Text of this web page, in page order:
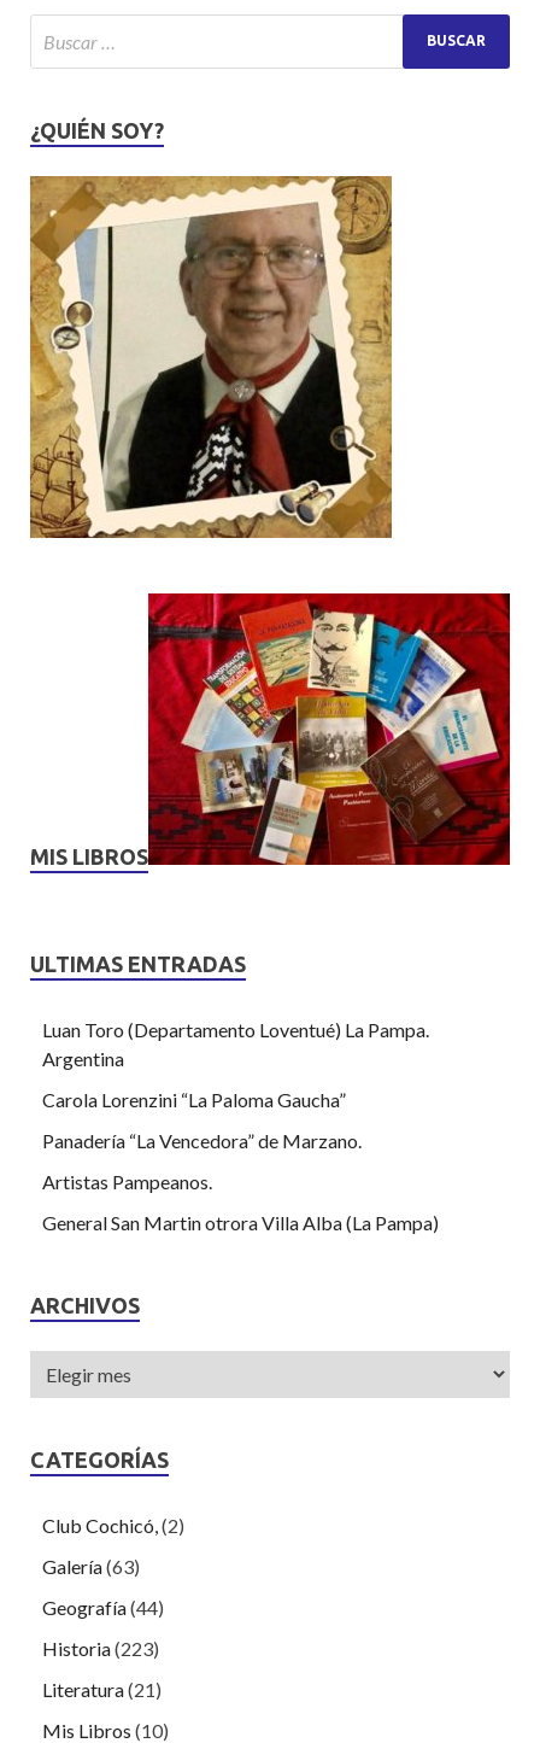
A
p
o
o
¿QUIÉN SOY?
MIS LIBROS
ULTIMAS ENTRADAS
Luan Toro (Departamento Loventué) La Pampa.
Argentina
Carola Lorenzini “La Paloma Gaucha”
Panadería “La Vencedora” de Marzano.
Artistas Pampeanos.
General San Martin otrora Villa Alba (La Pampa)
ARCHIVOS
CATEGORÍAS
Club Cochicó, (2)
Galería(63)
Geografía(44)
Historia(223)
Literatura(21)
Mis Libros (10)